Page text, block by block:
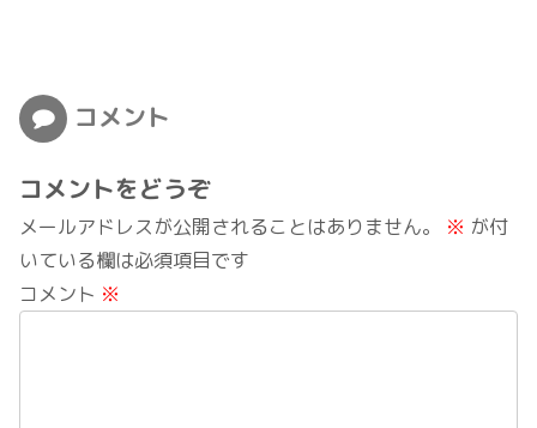
コメント
コメントをどうぞ
メールアドレスが公開されることはありません。 ※ が付
いている欄は必須項目です
コメント ※